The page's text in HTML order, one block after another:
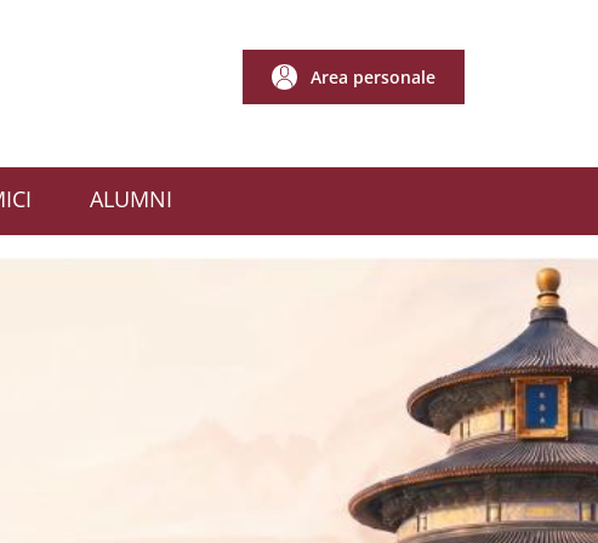
Area personale
Area personale
ALUMNI